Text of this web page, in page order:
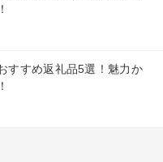
すすめ返礼品5選！魅力か